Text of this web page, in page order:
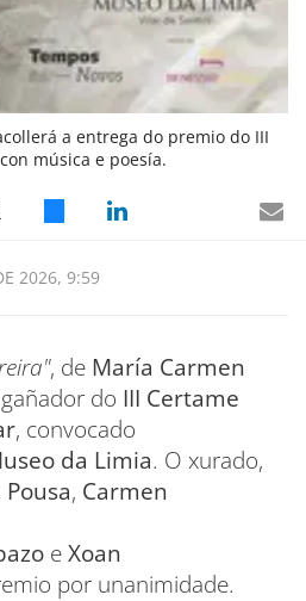
a entrega do premio do III
música e poesía.
2026, 9:59
, de María Carmen
do III Certame
, convocado
da Limia. O xurado,
Pousa, Carmen
eXoan
por unanimidade.